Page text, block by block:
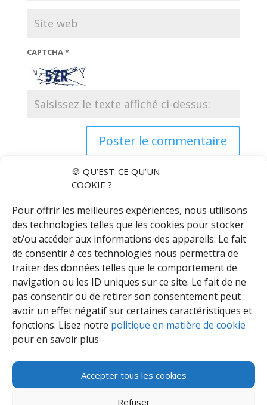
🍪 QU’EST-CE QU’UN
COOKIE ?
Pour offrir les meilleures expériences, nous utilisons
des technologies telles que les cookies pour stocker
et/ou accéder aux informations des appareils. Le fait
de consentir à ces technologies nous permettra de
traiter des données telles que le comportement de
navigation ou les ID uniques sur ce site. Le fait de ne
pas consentir ou de retirer son consentement peut
avoir un effet négatif sur certaines caractéristiques et
fonctions. Lisez notre politique en matière de cookie
pour en savoir plus
Accepter tous les cookies
Refuser
CAPTCHA*
Articles récents
Accompagnateur.trice Emploi ½ temps – CDI
30 ans d’Info-Sourds de Bruxelles
« Soutenir Info-Sourds, c’est investir dans la dignité »
Formateur.trice CDR Temps partiel
binômes entre interprètes sourds et entendants